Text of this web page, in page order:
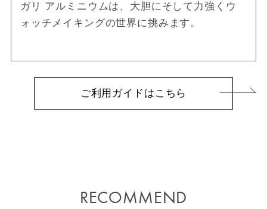
ガリ アルミニウムは、大胆にそして力強くウ
ォッチメイキングの世界に挑みます。
ご利用ガイドはこちら
RECOMMEND